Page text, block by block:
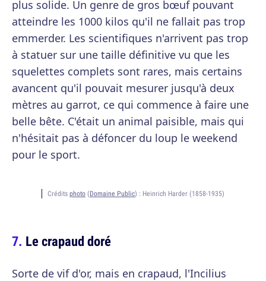
plus solide. Un genre de gros bœuf pouvant
atteindre les 1000 kilos qu'il ne fallait pas trop
emmerder. Les scientifiques n'arrivent pas trop
à statuer sur une taille définitive vu que les
squelettes complets sont rares, mais certains
avancent qu'il pouvait mesurer jusqu'à deux
mètres au garrot, ce qui commence à faire une
belle bête. C'était un animal paisible, mais qui
n'hésitait pas à défoncer du loup le weekend
pour le sport.
Crédits photo (Domaine Public) : Heinrich Harder (1858-1935)
Le crapaud doré
Sorte de vif d'or, mais en crapaud, l'Incilius